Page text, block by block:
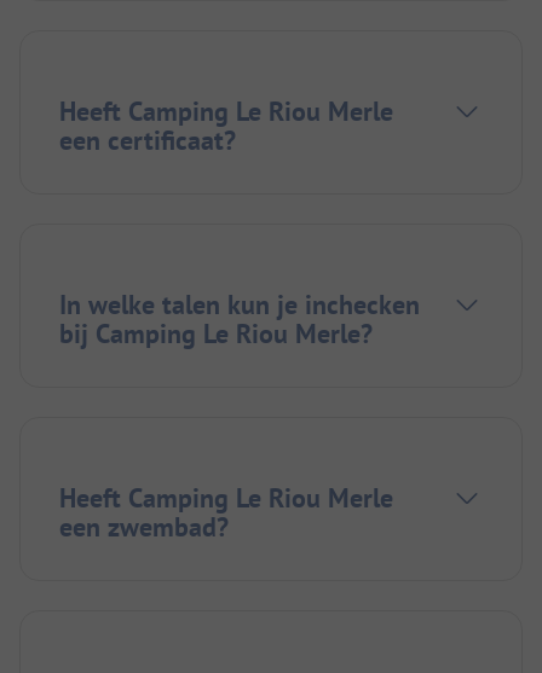
Heeft Camping Le Riou Merle
een certificaat?
In welke talen kun je inchecken
bij Camping Le Riou Merle?
Heeft Camping Le Riou Merle
een zwembad?